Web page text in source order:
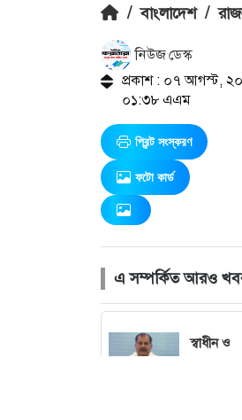
/ বাংলাদেশ /
নিউজ ডেস্ক
প্রকাশ : ০৭ আগস্ট,
০১:৩৮ এএম
প্রিন্ট সংস্করণ
ফটো কার্ড
এ সম্পর্কিত আরও
স্বাধীন ও